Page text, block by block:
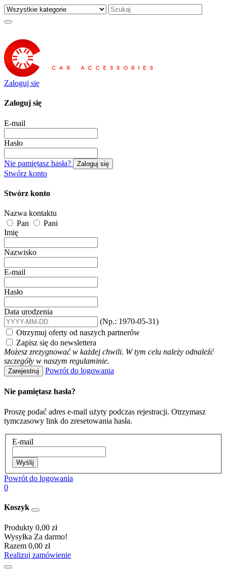
Zaloguj się
Zaloguj się
E-mail
Hasło
Nie pamiętasz hasła? Zaloguj się
Stwórz konto
Stwórz konto
Nazwa kontaktu
Pan
Pani
Imię
Nazwisko
E-mail
Hasło
Data urodzenia
(Np.: 1970-05-31)
Otrzymuj oferty od naszych partnerów
Zapisz się do newslettera
Możesz zrezygnować w każdej chwili. W tym celu należy odnaleźć
szczegóły w naszym regulaminie.
Zarejestruj Powrót do logowania
Nie pamiętasz hasła?
Proszę podać adres e-mail użyty podczas rejestracji. Otrzymasz
tymczasowy link do zresetowania hasła.
E-mail
Wyślij
Powrót do logowania
0
Koszyk
Produkty 0,00 zł
Wysyłka Za darmo!
Razem 0,00 zł
Realizuj zamówienie